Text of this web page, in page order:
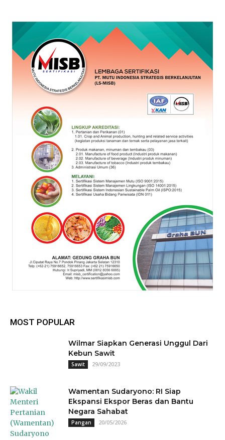
MOST POPULAR
Wilmar Siapkan Generasi Unggul Dari
Kebun Sawit
Sawit 29/09/2023
Wamentan Sudaryono: RI Siap
Ekspansi Ekspor Beras dan Bantu
Negara Sahabat
Pangan 20/05/2026